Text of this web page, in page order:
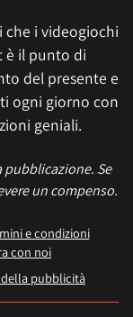
i videogiochi
è il punto di
del presente e
ogni giorno con
geniali.
Se
un compenso.
e condizioni
con noi
pubblicità